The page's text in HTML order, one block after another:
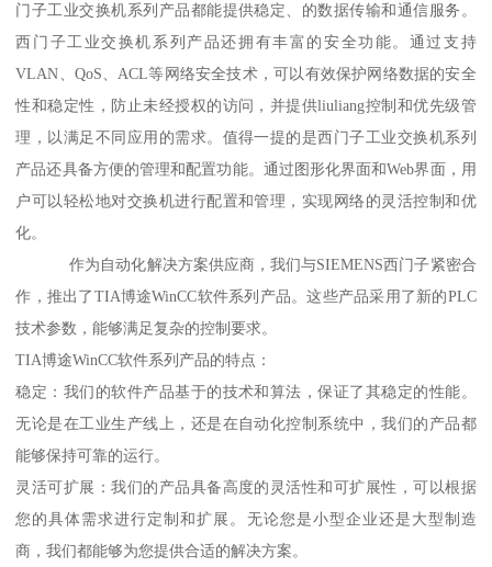
门子工业交换机系列产品都能提供稳定、的数据传输和通信服务。
西门子工业交换机系列产品还拥有丰富的安全功能。通过支持
VLAN、QoS、ACL等网络安全技术，可以有效保护网络数据的安全
性和稳定性，防止未经授权的访问，并提供liuliang控制和优先级管
理，以满足不同应用的需求。值得一提的是西门子工业交换机系列
产品还具备方便的管理和配置功能。通过图形化界面和Web界面，用
户可以轻松地对交换机进行配置和管理，实现网络的灵活控制和优
化。
作为自动化解决方案供应商，我们与SIEMENS西门子紧密合
作，推出了TIA博途WinCC软件系列产品。这些产品采用了新的PLC
技术参数，能够满足复杂的控制要求。
TIA博途WinCC软件系列产品的特点：
稳定：我们的软件产品基于的技术和算法，保证了其稳定的性能。
无论是在工业生产线上，还是在自动化控制系统中，我们的产品都
能够保持可靠的运行。
灵活可扩展：我们的产品具备高度的灵活性和可扩展性，可以根据
您的具体需求进行定制和扩展。无论您是小型企业还是大型制造
商，我们都能够为您提供合适的解决方案。